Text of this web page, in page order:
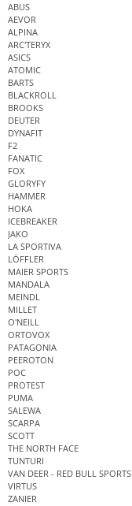
ABUS
AEVOR
ALPINA
ARC'TERYX
ASICS
ATOMIC
BARTS
BLACKROLL
BROOKS
DEUTER
DYNAFIT
F2
FANATIC
FOX
GLORYFY
HAMMER
HOKA
ICEBREAKER
JAKO
LA SPORTIVA
LÖFFLER
MAIER SPORTS
MANDALA
MEINDL
MILLET
O'NEILL
ORTOVOX
PATAGONIA
PEEROTON
POC
PROTEST
PUMA
SALEWA
SCARPA
SCOTT
THE NORTH FACE
TUNTURI
VAN DEER - RED BULL SPORTS
VIRTUS
ZANIER